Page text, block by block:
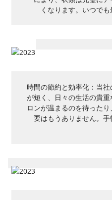
くなります。いつでも
時間の節約と効率化：当
が短く、日々の生活の貴
ロンが温まるのを待った
要はもうありません。